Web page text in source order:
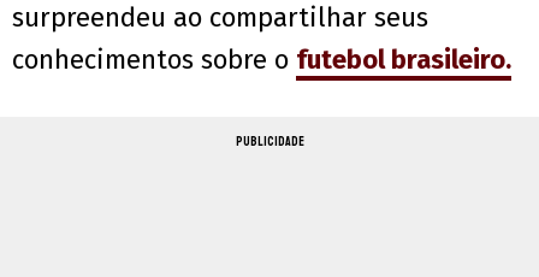
surpreendeu ao compartilhar seus
conhecimentos sobre o futebol brasileiro.
PUBLICIDADE